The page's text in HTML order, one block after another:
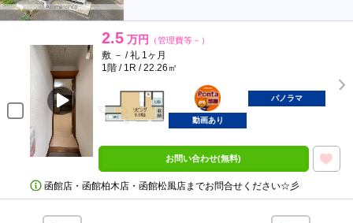
2.5 万円 （管理費等－）
敷 － / 礼 1ヶ月
1階 / 1R / 22.26㎡
ポンタ
部屋
パノラマ
動画あり
お問い合わせ(無料)
函館店・函館柏木店・函館松風店までお問合せください☆彡